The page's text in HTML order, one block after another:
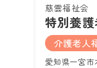
慈雲福祉会
特別養
介護老人
愛知県一宮